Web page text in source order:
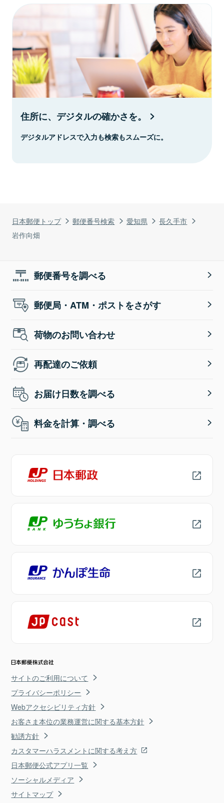
日本郵便トップ 郵便番号検索 愛知県
長久手市
岩作向畑
住所に、デジタルの確かさを。
デジタルアドレスで入力も検索もスムーズに。
郵便番号を調べる
郵便局・ATM・ポストをさがす
荷物のお問い合わせ
再配達のご依頼
お届け日数を調べる
料金を計算・調べる
サイトのご利用について
プライバシーポリシー
Webアクセシビリティ方針
お客さま本位の業務運営に関する基本方針
勧誘方針
カスタマーハラスメントに関する考え方
日本郵便公式アプリ一覧
ソーシャルメディア
サイトマップ